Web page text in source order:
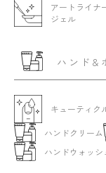
アートライナ
ジェル
ハンド&
キューティク
ハンドクリーム
ハンドウォッシ